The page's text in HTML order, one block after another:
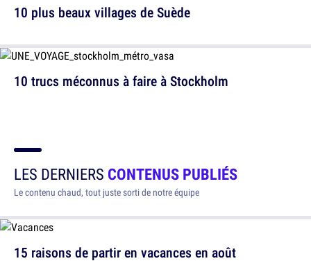
10 trucs méconnus à faire à Stockholm
10 plus beaux villages de Suède
LES DERNIERS CONTENUS PUBLIÉS
Le contenu chaud, tout juste sorti de notre équipe
15 raisons de partir en vacances en août